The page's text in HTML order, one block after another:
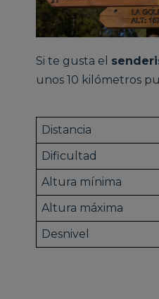
Si te gusta el
unos 10 kilómetros
Distancia
Dificultad
Altura mínima
Altura máxima
Desnivel